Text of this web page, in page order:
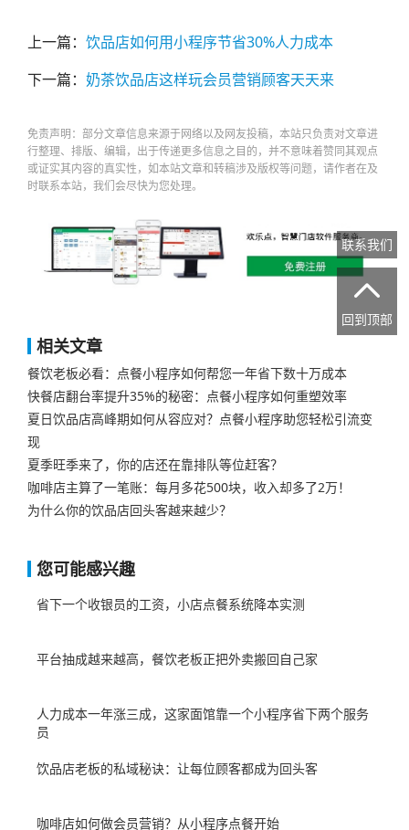
上一篇： 饮品店如何用小程序节省30%人力成本
下一篇： 奶茶饮品店这样玩会员营销顾客天天来
免责声明：部分文章信息来源于网络以及网友投稿，本站只负责对文章进
行整理、排版、编辑，出于传递更多信息之目的，并不意味着赞同其观点
或证实其内容的真实性，如本站文章和转稿涉及版权等问题，请作者在及
时联系本站，我们会尽快为您处理。
相关文章
餐饮老板必看：点餐小程序如何帮您一年省下数十万成本
快餐店翻台率提升35%的秘密：点餐小程序如何重塑效率
夏日饮品店高峰期如何从容应对？点餐小程序助您轻松引流变
现
夏季旺季来了，你的店还在靠排队等位赶客？
咖啡店主算了一笔账：每月多花500块，收入却多了2万！
为什么你的饮品店回头客越来越少？
您可能感兴趣
省下一个收银员的工资，小店点餐系统降本实测
平台抽成越来越高，餐饮老板正把外卖搬回自己家
人力成本一年涨三成，这家面馆靠一个小程序省下两个服务
员
饮品店老板的私域秘诀：让每位顾客都成为回头客
咖啡店如何做会员营销？从小程序点餐开始
联系我们

回到顶部